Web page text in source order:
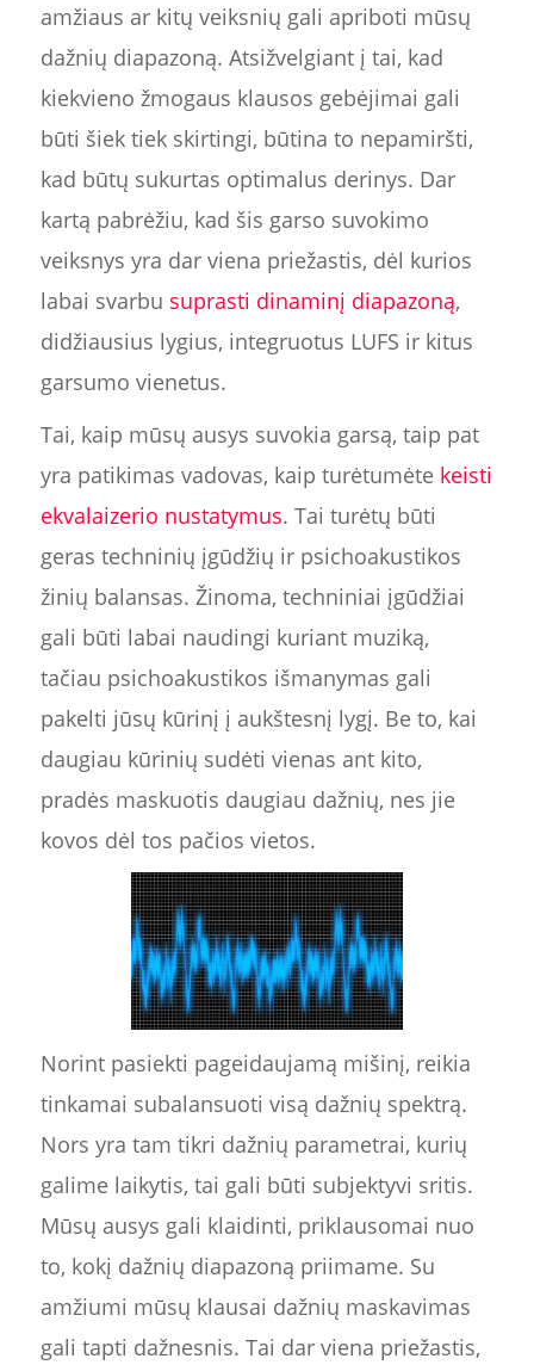
amžiaus ar kitų veiksnių gali apriboti mūsų
dažnių diapazoną. Atsižvelgiant į tai, kad
kiekvieno žmogaus klausos gebėjimai gali
būti šiek tiek skirtingi, būtina to nepamiršti,
kad būtų sukurtas optimalus derinys. Dar
kartą pabrėžiu, kad šis garso suvokimo
veiksnys yra dar viena priežastis, dėl kurios
labai svarbu suprasti dinaminį diapazoną,
didžiausius lygius, integruotus LUFS ir kitus
garsumo vienetus.
Tai, kaip mūsų ausys suvokia garsą, taip pat
yra patikimas vadovas, kaip turėtumėte keisti
ekvalaizerio nustatymus. Tai turėtų būti
geras techninių įgūdžių ir psichoakustikos
žinių balansas. Žinoma, techniniai įgūdžiai
gali būti labai naudingi kuriant muziką,
tačiau psichoakustikos išmanymas gali
pakelti jūsų kūrinį į aukštesnį lygį. Be to, kai
daugiau kūrinių sudėti vienas ant kito,
pradės maskuotis daugiau dažnių, nes jie
kovos dėl tos pačios vietos.
Norint pasiekti pageidaujamą mišinį, reikia
tinkamai subalansuoti visą dažnių spektrą.
Nors yra tam tikri dažnių parametrai, kurių
galime laikytis, tai gali būti subjektyvi sritis.
Mūsų ausys gali klaidinti, priklausomai nuo
to, kokį dažnių diapazoną priimame. Su
amžiumi mūsų klausai dažnių maskavimas
gali tapti dažnesnis. Tai dar viena priežastis,